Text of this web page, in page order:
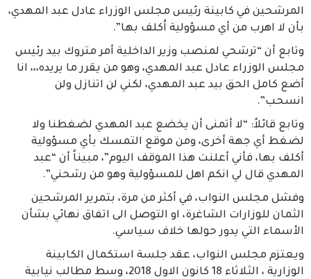
المرشحين في كابينة رئيس مجلس الوزراء عادل عبد المهدي،
بأن لا اهرب من أي مسؤولية اُكلف بها”.
وتابع أن “ترشحي لمنصب وزير الداخلية أمر متروك بيد رئيس
مجلس الوزراء عادل عبد المهدي، وهو من يقرر ما يريده،،، انا
أضع كامل الحق بيد عبد المهدي، لكني لن اتنازل ولن
انسحب”.
وتابع قائلاً: “لا أتمنى أن يخضع عبد المهدي لضغطنا ولا
لضغط أي جهة أخرى، ومن موقع التمسك بأي مسؤولية
أكلف بها، فأني أعلنت هذا الموقف اليوم”، مبيناً أن “عبد
المهدي قال لي انكم اهل للمسؤولية وهو من رشحني”.
وفشل مجلس النواب، في أكثر من مرة، بتمرير المرشحين
الثمان للوزارات الشاغرة، او التوصل الى اتفاق نهائي بشأن
الأسماء التي يدور حولها خلاف سياسي.
ويعتزم مجلس النواب، عقد جلسة استكمال الكابينة
الوزارية ، الثلاثاء 18 كانون الاول 2018، وسط مطالب نيابية